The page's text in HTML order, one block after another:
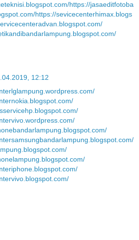
https://jasaeditfotoba
https://sevicecenterhimax.blogs
12:12